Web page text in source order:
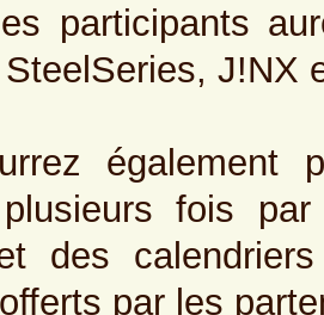
participants
J!NX
fois
des
par les